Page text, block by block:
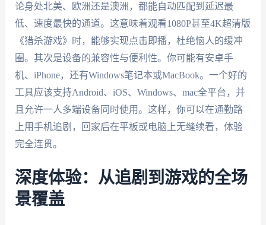
论身处北美、欧洲还是澳洲，都能自动匹配到延迟最
低、速度最快的通道。这意味着观看1080P甚至4K超清版
《猎杀游戏》时，能够实现点击即播，杜绝恼人的缓冲
圈。其次是设备的兼容性与便利性。你可能有安卓手
机、iPhone，还有Windows笔记本或MacBook。一个好的
工具应该支持Android、iOS、Windows、mac全平台，并
且允许一人多端设备同时使用。这样，你可以在通勤路
上用手机追剧，回家后在平板或电脑上无缝续看，体验
完全连贯。
深度体验：从追剧到游戏的全场
景覆盖